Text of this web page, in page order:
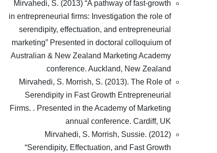
Mirvahedi, S. (2013) “A pathway of fast-growth
in entrepreneurial firms: Investigation the role of
serendipity, effectuation, and entrepreneurial
marketing” Presented in doctoral colloquium of
Australian & New Zealand Marketing Academy
conference. Auckland, New Zealand
Mirvahedi, S. Morrish, S. (2013). The Role of
Serendipity in Fast Growth Entrepreneurial
Firms. . Presented in the Academy of Marketing
annual conference. Cardiff, UK
Mirvahedi, S. Morrish, Sussie. (2012)
“Serendipity, Effectuation, and Fast Growth